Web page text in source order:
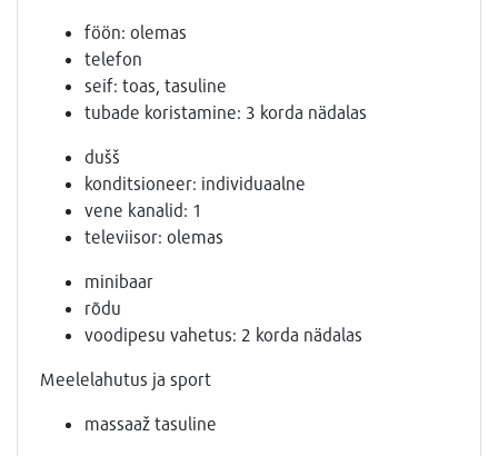
föön: olemas
telefon
seif: toas, tasuline
tubade koristamine: 3 korda nädalas
dušš
konditsioneer: individuaalne
vene kanalid: 1
televiisor: olemas
minibaar
rõdu
voodipesu vahetus: 2 korda nädalas
Meelelahutus ja sport
massaaž tasuline